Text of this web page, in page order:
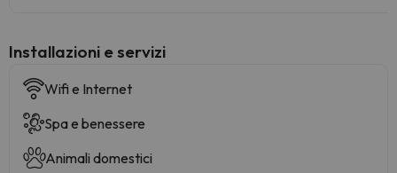
Installazioni e servizi
Wifi e Internet
Spa e benessere
Animali domestici